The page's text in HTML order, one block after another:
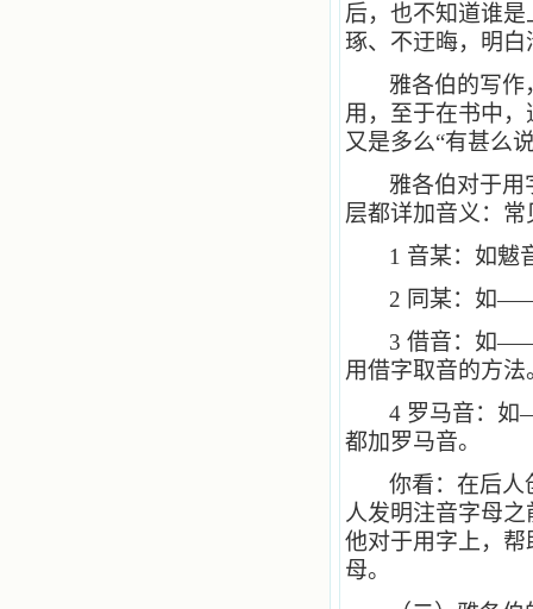
后，也不知道谁
琢、不迂晦，明
雅各伯的写作
用，至于在书中，
又是多么“有甚么
雅各伯对于用
层都详加音义：
1 音某：如魃
2 同某：如
3 借音：如——
用借字取音的方法
4 罗马音：如
都加罗马音。
你看：在后人
人发明注音字母
他对于用字上，
母。